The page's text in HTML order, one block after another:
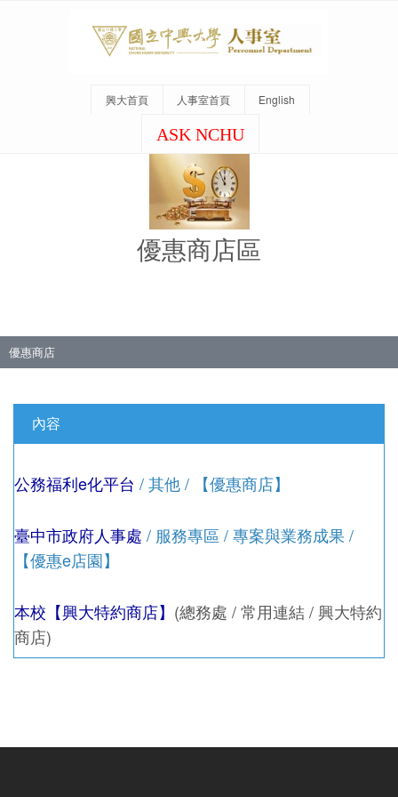
興大首頁 人事室首頁 English
ASK NCHU
優惠商店區
優惠商店
內容
公務福利e化平台 / 其他 / 【優惠商店】
臺中市政府人事處 / 服務專區 / 專案與業務成果 /
【優惠e店園】
本校【興大特約商店】 (總務處 / 常用連結 / 興大特約
商店)